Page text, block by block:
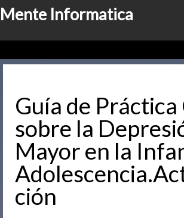
Mente Informatica
Quienes somos
Consulta Online
Software
Marketing
Guía de
sobre la
Mayor en la
ción